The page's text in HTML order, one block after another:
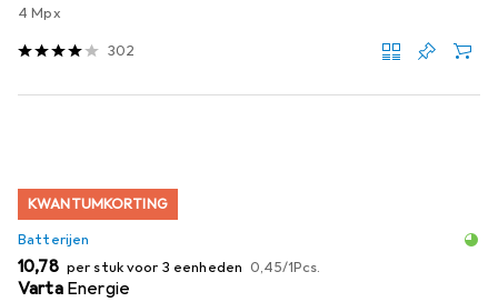
4 Mpx
302
KWANTUMKORTING
Batterijen
EUR
10,78 per stuk voor 3 eenheden EUR
0,45/1Pcs.
Varta Energie